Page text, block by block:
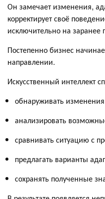
Он замечает изменения,
корректирует своё
исключительно на заранее
Постепенно бизнес
направлении.
Искусственный интеллект
обнаруживать изменения
анализировать
сравнивать ситуацию с
предлагать варианты
сохранять полученные